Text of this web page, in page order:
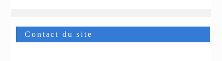
Contact du site